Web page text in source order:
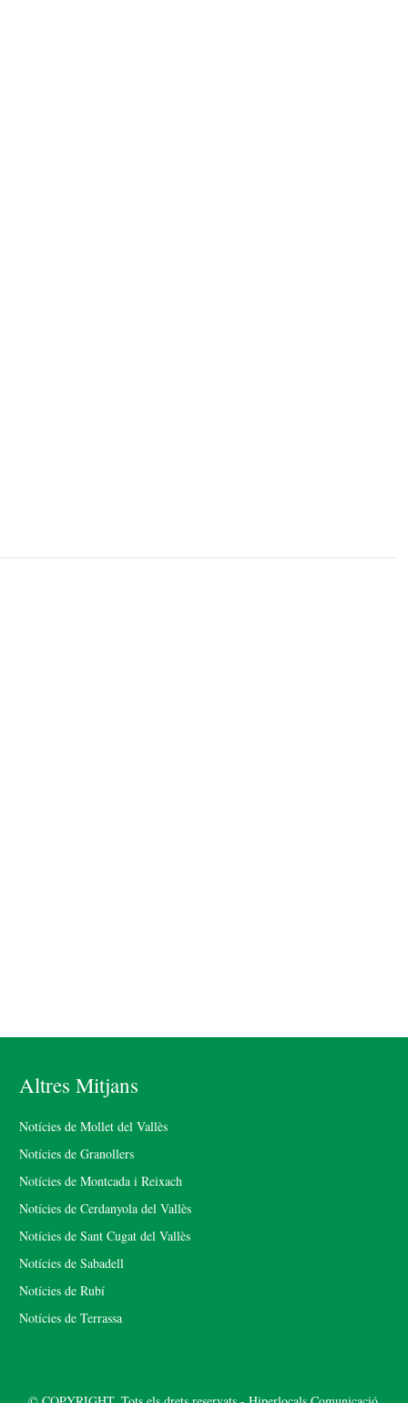
Altres Mitjans
Notícies de Mollet del Vallès
Notícies de Granollers
Notícies de Montcada i Reixach
Notícies de Cerdanyola del Vallès
Notícies de Sant Cugat del Vallès
Notícies de Sabadell
Notícies de Rubí
Notícies de Terrassa